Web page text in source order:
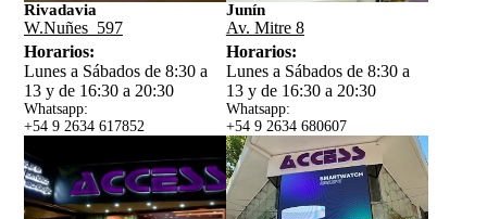
Rivadavia
W.Nuñes 597
Horarios:
Lunes a Sábados de 8:30 a
13 y de 16:30 a 20:30
Whatsapp:
+54 9 2634 617852
Junín
Av. Mitre 8
Horarios:
Lunes a Sábados de 8:30 a
13 y de 16:30 a 20:30
Whatsapp:
+54 9 2634 680607